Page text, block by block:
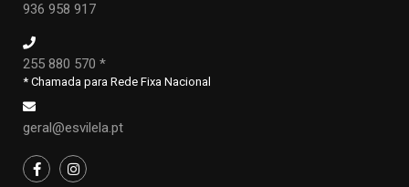
936 958 917
255 880 570 *
* Chamada para Rede Fixa Nacional
geral@esvilela.pt